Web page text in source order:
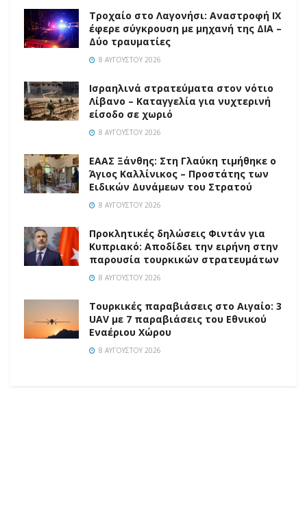
Τροχαίο στο Λαγονήσι: Αναστροφή ΙΧ
έφερε σύγκρουση με μηχανή της ΔΙΑ –
Δύο τραυματίες
8 ΑΥΓΟΎΣΤΟΥ 2026
Ισραηλινά στρατεύματα στον νότιο
Λίβανο – Καταγγελία για νυχτερινή
είσοδο σε χωριό
8 ΑΥΓΟΎΣΤΟΥ 2026
EAAΣ Ξάνθης: Στη Γλαύκη τιμήθηκε ο
Άγιος Καλλίνικος – Προστάτης των
Ειδικών Δυνάμεων του Στρατού
8 ΑΥΓΟΎΣΤΟΥ 2026
Προκλητικές δηλώσεις Φιντάν για
Κυπριακό: Αποδίδει την ειρήνη στην
παρουσία τουρκικών στρατευμάτων
8 ΑΥΓΟΎΣΤΟΥ 2026
Τουρκικές παραβιάσεις στο Αιγαίο: 3
UAV με 7 παραβιάσεις του Εθνικού
Εναέριου Χώρου
8 ΑΥΓΟΎΣΤΟΥ 2026